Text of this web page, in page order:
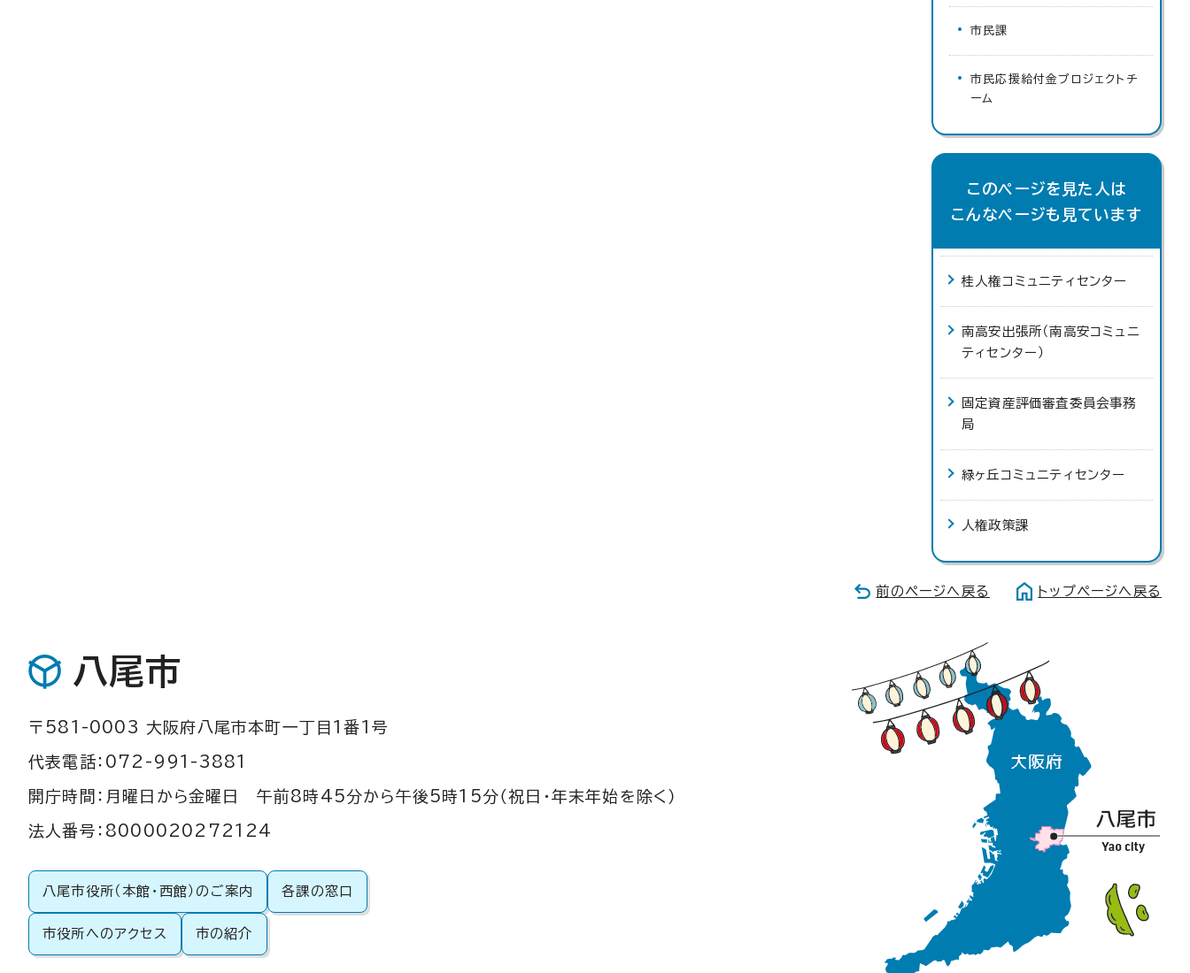
市民課
市民応援給付金プロジェクトチ
ーム
このページを見た人は
こんなページも見ています
桂人権コミュニティセンター
南高安出張所（南高安コミュニ
ティセンター）
固定資産評価審査委員会事務
局
緑ヶ丘コミュニティセンター
人権政策課
前のページへ戻る トップページへ戻る
八尾市
〒581-0003 大阪府八尾市本町一丁目1番1号
代表電話：072-991-3881
開庁時間：月曜日から金曜日 午前8時45分から午後5時15分（祝日・年末年始を除く）
法人番号：8000020272124
八尾市役所（本館・西館）のご案内 各課の窓口
市役所へのアクセス 市の紹介